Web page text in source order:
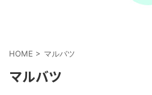
HOME > マルバツ
マルバツ